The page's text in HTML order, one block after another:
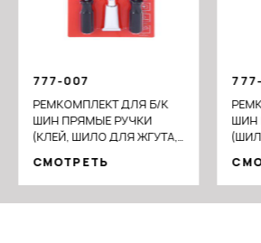
777-007
РЕМКОМПЛЕКТ ДЛЯ Б/К
ШИН ПРЯМЫЕ РУЧКИ
(КЛЕЙ, ШИЛО ДЛЯ ЖГУТА,
АРТ.2
СМОТРЕТЬ
ШИН